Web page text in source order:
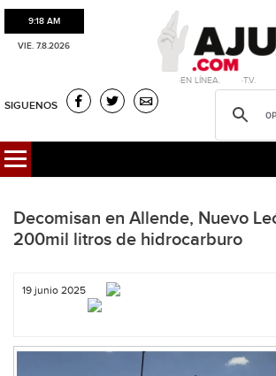
9:18 AM
VIE. 7.8.2026
·EN LÍNEA. ·T.V.
SIGUENOS
Decomisan en Allende, Nuevo
200mil litros de hidrocarburo
19 junio 2025